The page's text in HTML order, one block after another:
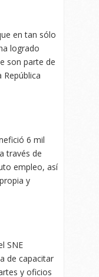
en tan sólo
logrado
son parte de
6 mil
través de
empleo, así
y
SNE
de capacitar
y oficios